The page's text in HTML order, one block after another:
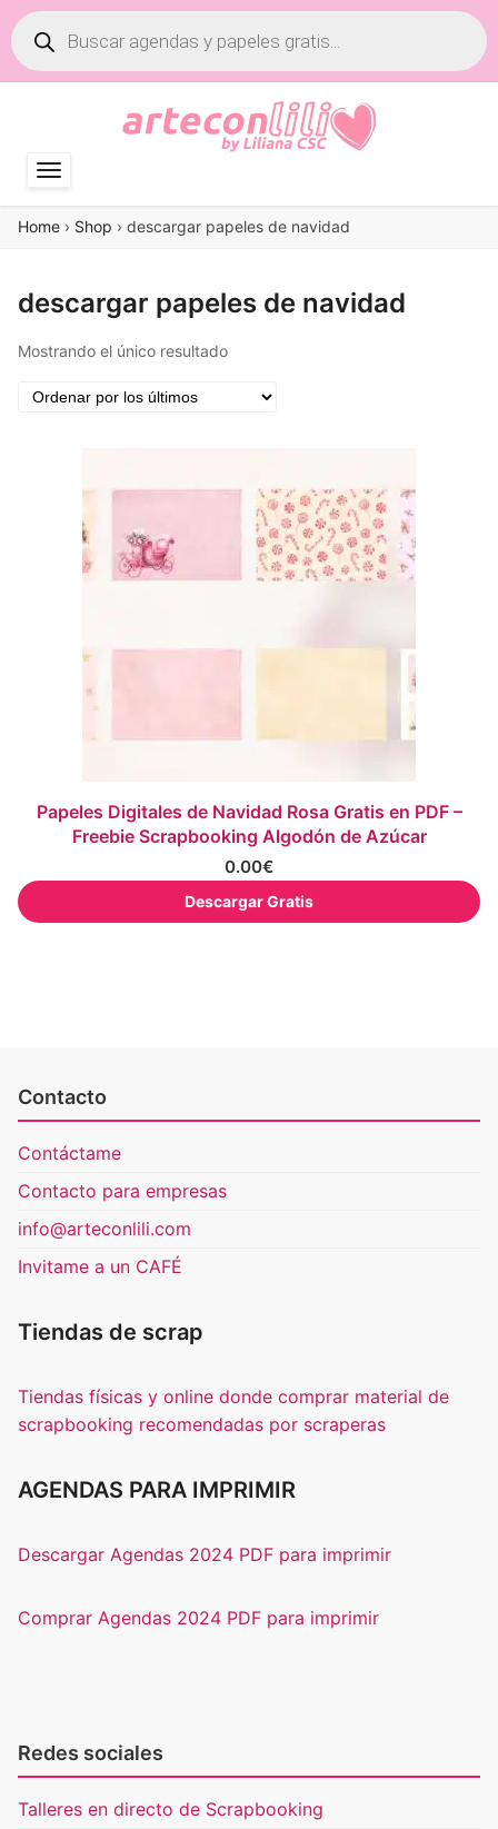
Búsqueda
de
productos
Home › Shop › descargar papeles de navidad
descargar papeles de navidad
Mostrando el único resultado
Papeles Digitales de Navidad Rosa Gratis en PDF –
Freebie Scrapbooking Algodón de Azúcar
0.00€
Descargar Gratis
Contacto
Contáctame
Contacto para empresas
info@arteconlili.com
Invitame a un CAFÉ
Tiendas de scrap
Tiendas físicas y online donde comprar material de
scrapbooking recomendadas por scraperas
AGENDAS PARA IMPRIMIR
Descargar Agendas 2024 PDF para imprimir
Comprar Agendas 2024 PDF para imprimir
Redes sociales
Talleres en directo de Scrapbooking